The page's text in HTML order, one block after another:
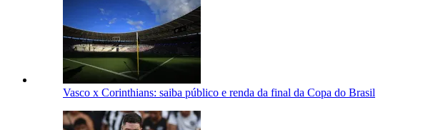
Vasco x Corinthians: saiba público e renda da final da Copa do Brasil